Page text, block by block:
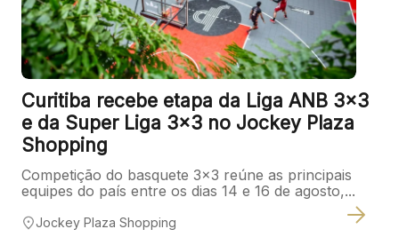
Ver local
Chamar Uber
CONTATO
(41) 3216-1600
WhatsApp
Curitiba recebe etapa da Liga ANB 3×3
e da Super Liga 3×3 no Jockey Plaza
Shopping
Competição do basquete 3x3 reúne as principais
equipes do país entre os dias 14 e 16 de agosto,...
Jockey Plaza Shopping